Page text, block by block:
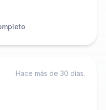
Hace más de 30 días.